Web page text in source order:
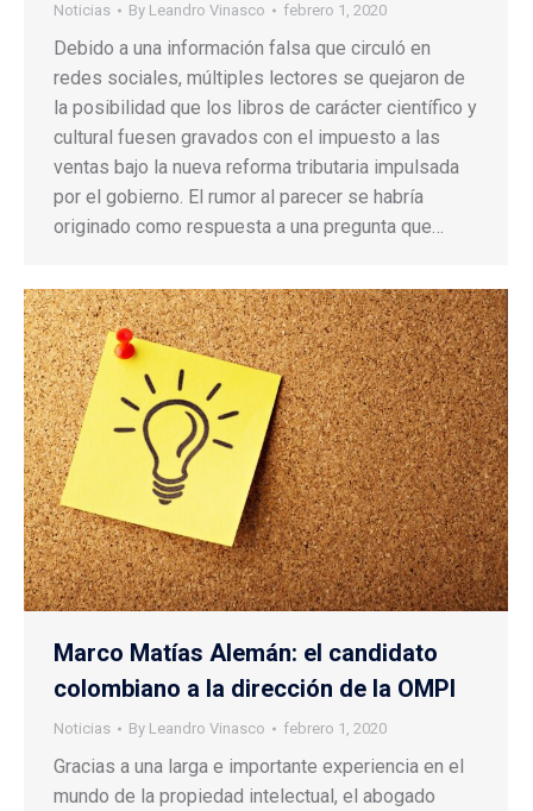
Noticias By Leandro Vinasco febrero 1, 2020
Debido a una información falsa que circuló en
redes sociales, múltiples lectores se quejaron de
la posibilidad que los libros de carácter científico y
cultural fuesen gravados con el impuesto a las
ventas bajo la nueva reforma tributaria impulsada
por el gobierno. El rumor al parecer se habría
originado como respuesta a una pregunta que…
Marco Matías Alemán: el candidato
colombiano a la dirección de la OMPI
Noticias By Leandro Vinasco febrero 1, 2020
Gracias a una larga e importante experiencia en el
mundo de la propiedad intelectual, el abogado